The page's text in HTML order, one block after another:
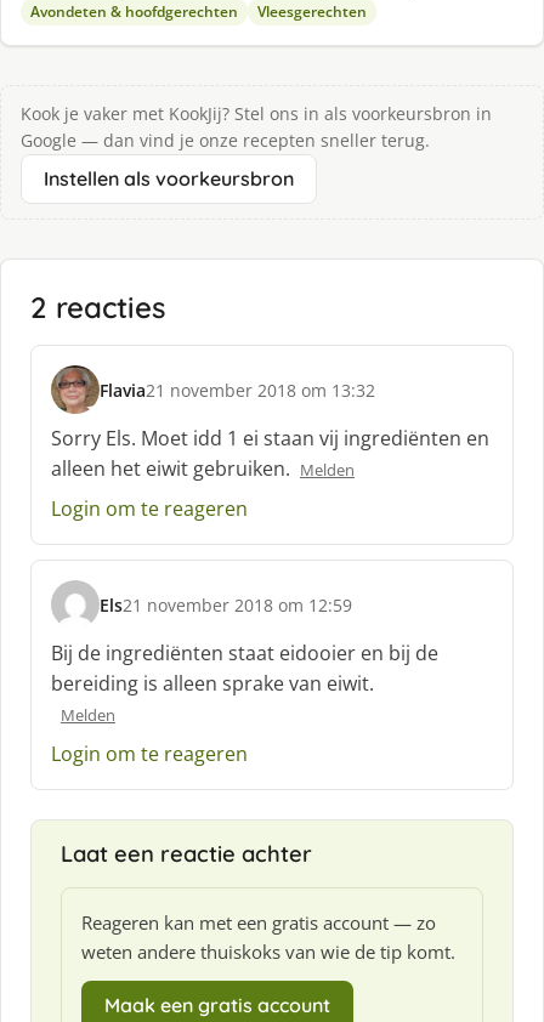
Avondeten & hoofdgerechten Vleesgerechten
Kook je vaker met KookJij? Stel ons in als voorkeursbron in
Google — dan vind je onze recepten sneller terug.
Instellen als voorkeursbron
2 reacties
Flavia
s
c
h
r
e
f
21 november 2018 om 13:32
Sorry Els. Moet idd 1 ei staan vij ingrediënten en
alleen het eiwit gebruiken. Melden
Login om te reageren
Els
s
c
h
r
e
:
21 november 2018 om 12:59
Bij de ingrediënten staat eidooier en bij de
bereiding is alleen sprake van eiwit.
Melden
Login om te reageren
Laat een reactie achter
Reageren kan met een gratis account — zo
weten andere thuiskoks van wie de tip komt.
Maak een gratis account